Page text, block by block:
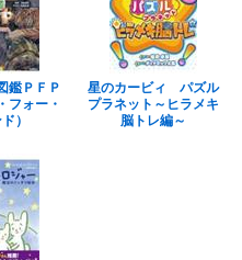
鑑ＰＦＰ
フォー・
）
星のカービィ パズル
プラネット～ヒラメキ
脳トレ編～